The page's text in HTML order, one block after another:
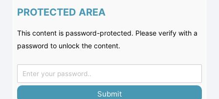
PROTECTED AREA
This content is password-protected. Please verify with a
password to unlock the content.
Submit